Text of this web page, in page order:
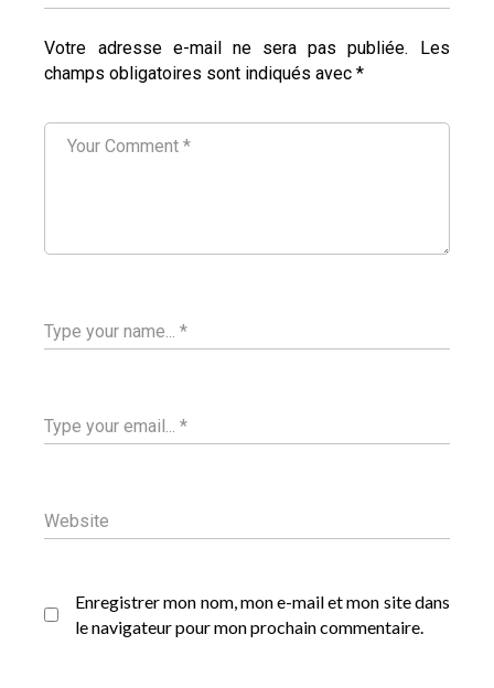
Votre adresse e-mail ne sera pas publiée.
Les
champs obligatoires sont indiqués avec*
Enregistrer mon nom, mon e-mail et mon site dans
le navigateur pour mon prochain commentaire.